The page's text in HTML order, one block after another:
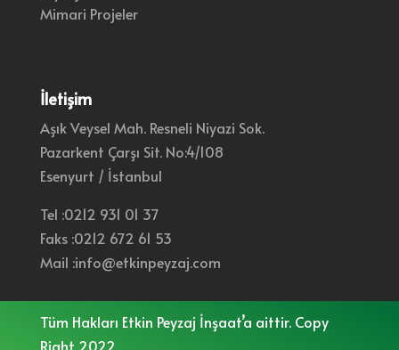
Mimari Projeler
İletişim
Aşık Veysel Mah. Resneli Niyazi Sok.
Pazarkent Çarşı Sit. No:4/108
Esenyurt / İstanbul
Tel :0212 931 01 37
Faks :0212 672 61 53
Mail :info@etkinpeyzaj.com
Tüm Hakları Etkin Peyzaj İnşaat’a aittir. Copy
Right 2022